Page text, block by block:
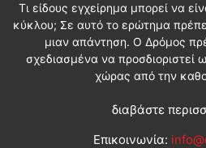
Τι είδους εγχείρημα μπορεί να
κύκλου; Σε αυτό το ερώτημα
μιαν απάντηση. Ο Δρόμος
σχεδιασμένα να προσδιοριστεί
χώρας από την
διαβάστε
Επικοινωνία: